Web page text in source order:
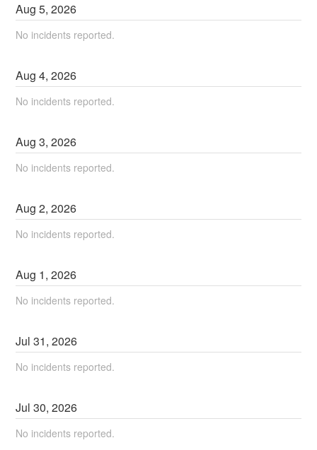
Aug5,2026
No incidents reported.
Aug4,2026
No incidents reported.
Aug3,2026
No incidents reported.
Aug2,2026
No incidents reported.
Aug 1,2026
No incidents reported.
Jul31,2026
No incidents reported.
Jul30,2026
No incidents reported.